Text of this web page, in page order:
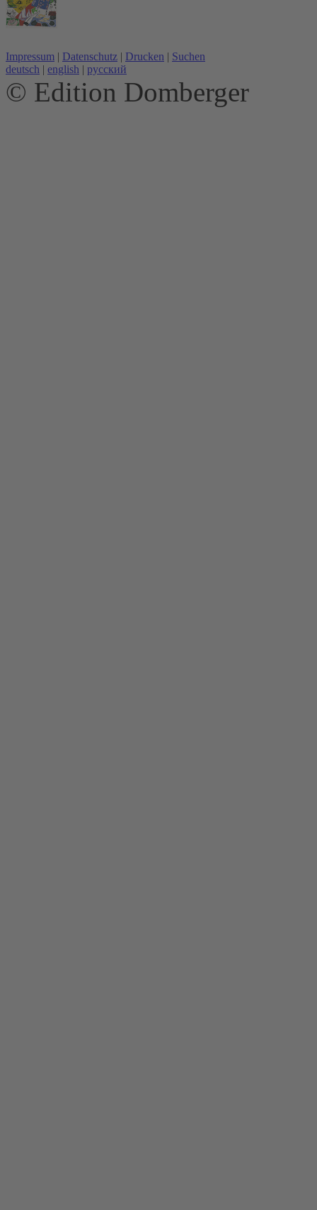
Impressum | Datenschutz | Drucken | Suchen
deutsch | english | русский
© Edition Domberger